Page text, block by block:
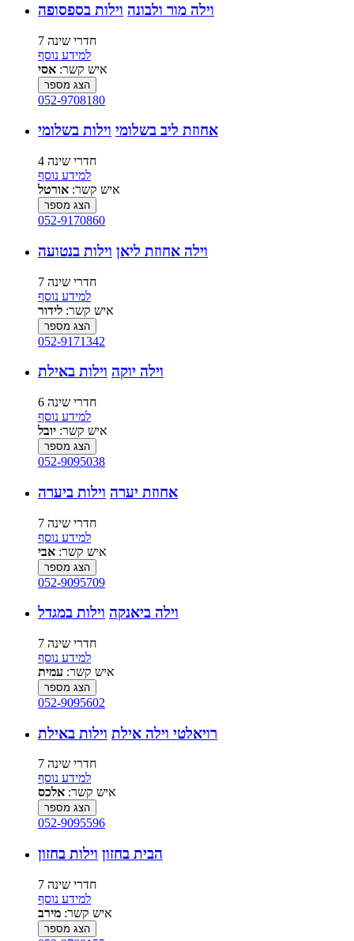
וילה מור ולבונה וילות בספסופה
7 חדרי שינה
למידע נוסף
איש קשר: אסי
הצג מספר
052-9708180
אחוזת ליב בשלומי וילות בשלומי
4 חדרי שינה
למידע נוסף
איש קשר: אורטל
הצג מספר
052-9170860
וילה אחוזת ליאן וילות בנטועה
7 חדרי שינה
למידע נוסף
איש קשר: לידור
הצג מספר
052-9171342
וילה יוקה וילות באילת
6 חדרי שינה
למידע נוסף
איש קשר: יובל
הצג מספר
052-9095038
אחוזת יערה וילות ביערה
7 חדרי שינה
למידע נוסף
איש קשר: אבי
הצג מספר
052-9095709
וילה ביאנקה וילות במגדל
7 חדרי שינה
למידע נוסף
איש קשר: עמית
הצג מספר
052-9095602
רויאלטי וילה אילת וילות באילת
7 חדרי שינה
למידע נוסף
איש קשר: אלכס
הצג מספר
052-9095596
הבית בחזון וילות בחזון
7 חדרי שינה
למידע נוסף
איש קשר: מירב
הצג מספר